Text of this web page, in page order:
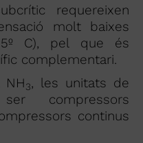
requereixen
molt baixes
5º C), pel que és
complementari.
3, les unitats de
compressors
continus